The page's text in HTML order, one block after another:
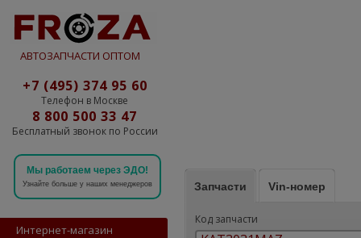
АВТОЗАПЧАСТИ ОПТОМ
+7 (495) 374 95 60
Телефон в Москве
8 800 500 33 47
Бесплатный звонок по России
Мы работаем через ЭДО!
Узнайте больше у наших менеджеров
Интернет-магазин
Запчасти Vin-номер
Код запчасти